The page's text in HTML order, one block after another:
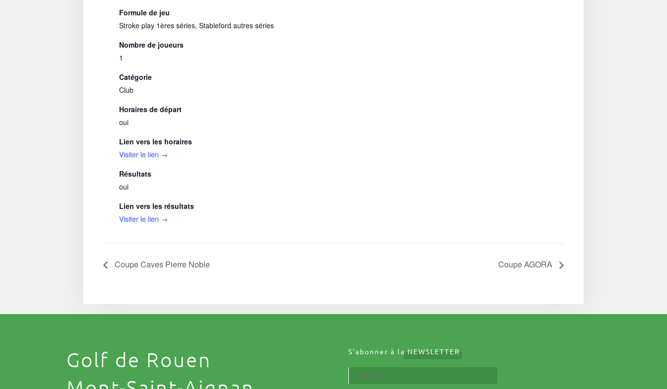
Formule de jeu
Stroke play 1ères séries, Stableford autres séries
Nombre de joueurs
1
Catégorie
Club
Horaires de départ
oui
Lien vers les horaires
Visiter le lien →
Résultats
oui
Lien vers les résultats
Visiter le lien →
Coupe Caves Pierre Noble Coupe AGORA
Golf de Rouen
S'abonner à la NEWSLETTER